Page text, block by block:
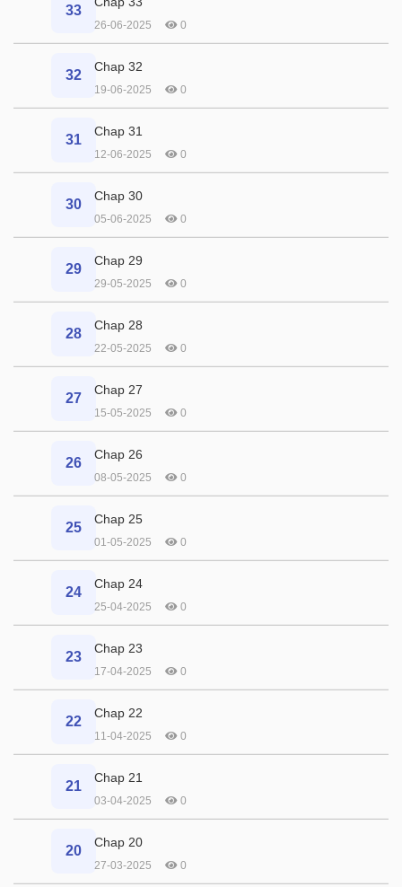
33
26-06-2025 0
32
Chap 32
19-06-2025 0
31
Chap 31
12-06-2025 0
30
Chap 30
05-06-2025 0
29
Chap 29
29-05-2025 0
28
Chap 28
22-05-2025 0
27
Chap 27
15-05-2025 0
26
Chap 26
08-05-2025 0
25
Chap 25
01-05-2025 0
24
Chap 24
25-04-2025 0
23
Chap 23
17-04-2025 0
22
Chap 22
11-04-2025 0
21
Chap 21
03-04-2025 0
20
Chap 20
27-03-2025 0